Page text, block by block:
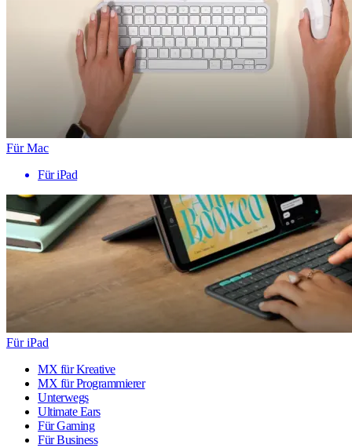
Für Mac
Für iPad
Für iPad
MX für Kreative
MX für Programmierer
Unterwegs
Ultimate Ears
Für Gaming
Für Business